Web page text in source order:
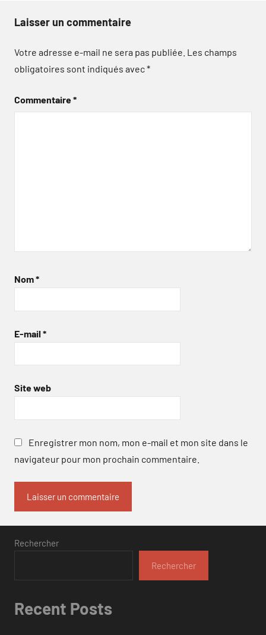
Laisser un commentaire
Votre adresse e-mail ne sera pas publiée. Les champs
obligatoires sont indiqués avec*
Commentaire*
Nom*
E-mail *
Site web
Enregistrer mon nom, mon e-mail et mon site dans le
navigateur pour mon prochain commentaire.
Rechercher
Rechercher
Recent Posts